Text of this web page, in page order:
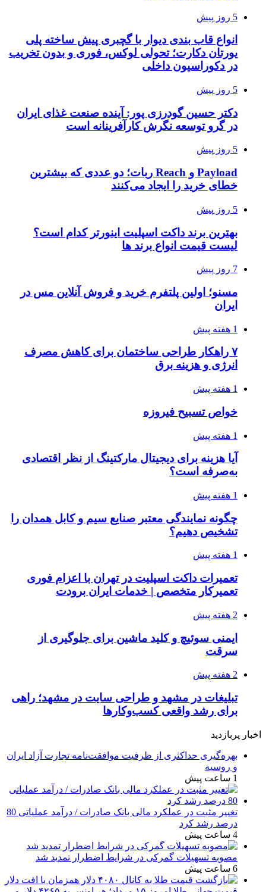
5 روز پیش
انواع قاب بندی دیوار با گچبری پیش ساخته پلی
یورتان دکارت؛ تحولی لوکس، فوری و بدون تخریب
در دکوراسیون داخلی
5 روز پیش
دکتر حسین گودرزی پور: آینده صنعت غذای ایران
در گرو توسعه نگرش کارآفرینانه است
5 روز پیش
Payload و Reach ربات؛ دو عددی که بیشترین
خطای خرید را ایجاد می‌کنند
5 روز پیش
بهترین برند داکت اسپلیت اینورتر کدام است؟
لیست قیمت انواع برند ها
7 روز پیش
مسنو؛ اولین پلتفرم خرید و فروش آنلاین مس در
ایران
1 هفته پیش
۷ راهکار طراحی ساختمان برای کاهش مصرف
انرژی و هزینه برق
1 هفته پیش
خواص تسبیح فیروزه
1 هفته پیش
آیا هزینه برای دیجیتال مارکتینگ از نظر اقتصادی
به‌صرفه است؟
1 هفته پیش
چگونه نمایندگی معتبر صنایع سیم و کابل همدان را
تشخیص دهیم؟
1 هفته پیش
تعمیرات داکت اسپلیت در تهران با اعزام فوری
تعمیرکار متخصص | خدمات ایران برودت
2 هفته پیش
ایمنی سوئیچ و کلید ماشین برای جلوگیری از
سرقت
2 هفته پیش
تبلیغات در مشهد و طراحی سایت در مشهد؛ راهی
برای رشد واقعی کسب‌وکارها
اخبار پربازدید
بهره‌گیری حداکثری از ظرفیت موافقت‌نامه تجارت آزاد ایران
و روسیه
1 ساعت پیش
تغییر مثبت در عملکرد مالی بانک صادرات / درآمد عملیاتی 80
درصد رشد کرد
4 ساعت پیش
مصوبه تسهیلات گمرکی در شرایط اضطرار تمدید شد
6 ساعت پیش